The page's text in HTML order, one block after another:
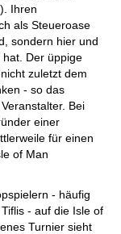
Ihren
als Steueroase
sondern hier und
Der üppige
zuletzt dem
- so das
Bei
einer
für einen
of Man
- häufig
- auf die Isle of
Turnier sieht